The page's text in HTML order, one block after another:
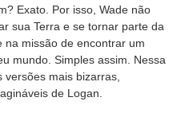
Exato. Por isso, Wade não
sua Terra e se tornar parte da
na missão de encontrar um
mundo. Simples assim. Nessa
mais bizarras,
de Logan.